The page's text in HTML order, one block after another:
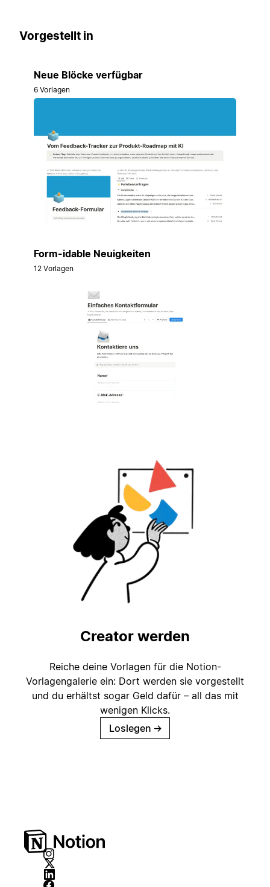
Vorgestellt in
Neue Blöcke verfügbar
6 Vorlagen
Form-idable Neuigkeiten
12 Vorlagen
Creator werden
Reiche deine Vorlagen für die Notion-
Vorlagengalerie ein: Dort werden sie vorgestellt
und du erhältst sogar Geld dafür – all das mit
wenigen Klicks.
Loslegen →